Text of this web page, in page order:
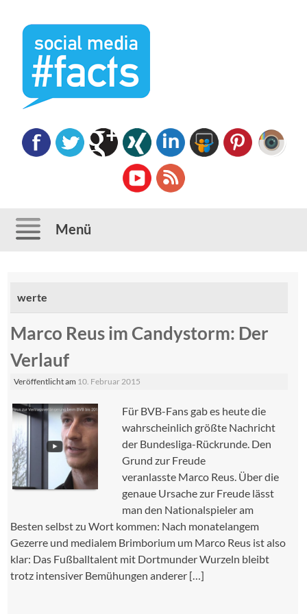
Menü
Inhalt
werte
Marco Reus im Candystorm: Der
Verlauf
Veröffentlicht am 10. Februar 2015
Für BVB-Fans gab es heute die
wahrscheinlich größte Nachricht
der Bundesliga-Rückrunde. Den
Grund zur Freude
veranlasste Marco Reus. Über die
genaue Ursache zur Freude lässt
man den Nationalspieler am
Besten selbst zu Wort kommen: Nach monatelangem
Gezerre und medialem Brimborium um Marco Reus ist also
klar: Das Fußballtalent mit Dortmunder Wurzeln bleibt
trotz intensiver Bemühungen anderer […]